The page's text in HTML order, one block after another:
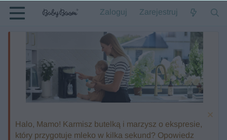
Zaloguj Zarejestruj
Halo, Mamo! Karmisz butelką i marzysz o ekspresie,
który przygotuje mleko w kilka sekund? Opowiedz